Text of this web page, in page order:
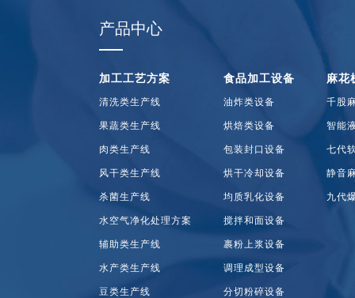
产品中心
加工工艺方案
清洗类生产线
果蔬类生产线
肉类生产线
风干类生产线
杀菌生产线
水空气净化处理方案
辅助类生产线
水产类生产线
豆类生产线
食品加工设备
油炸类设备
烘焙类设备
包装封口设备
烘干冷却设备
均质乳化设备
搅拌和面设备
裹粉上浆设备
调理成型设备
分切粉碎设备
麻花
千股
智能
七代
静音
九代